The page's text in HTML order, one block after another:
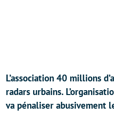
L’association 40 millions
radars urbains.
va pénaliser abusivement